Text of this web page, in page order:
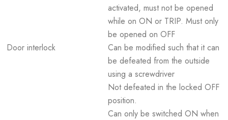
Door interlock
activated, must not be opened
while on ON or TRIP. Must only
be opened on OFF
Can be modified such that it can
be defeated from the outside
using a screwdriver
Not defeated in the locked OFF
position.
Can only be switched ON when